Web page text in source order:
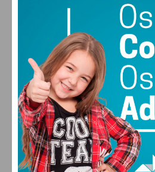
27 °
SÁB
26
DOM